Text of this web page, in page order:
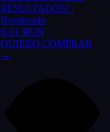
RESULTADOS! |
Nombrado
6.61 RON
QUIERO COMPRAR
→